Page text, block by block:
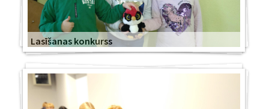
Lasīšanas konkurss